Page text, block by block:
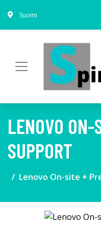
Suomi
LENOVO ON-
SUPPORT
Lenovo On-site +